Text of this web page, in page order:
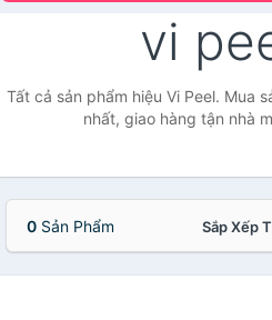
Face Shop
vi
Tất cả sản phẩm hiệu Vi Peel. Mua
nhất, giao hàng tận nhà
0 Sản Phẩm Sắp Xếp